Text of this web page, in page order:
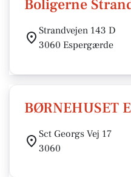
Boligerne
Strandvejen 143 D
3060 Espergærde
BØRNEHUSET
Sct Georgs Vej 17
3060